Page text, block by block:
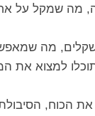
מה שמקל על
מה
למצוא את
הכוח,